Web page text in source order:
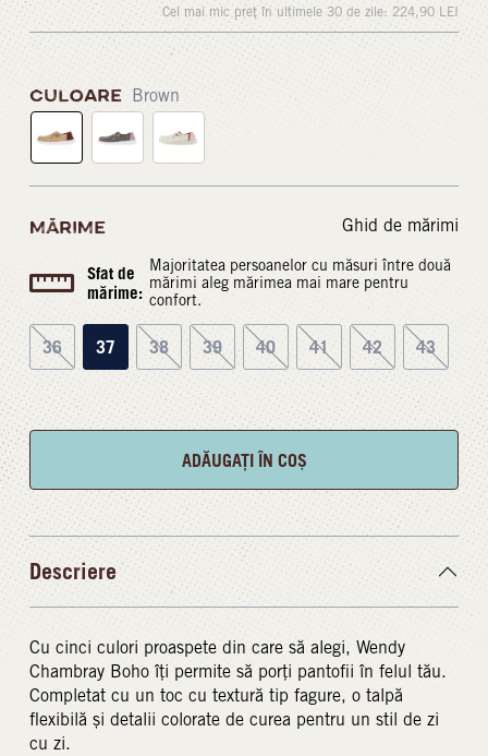
Cel mai mic preț în ultimele 30 de zile: 224,90 LEI
CULOARE Brown
MĂRIME Ghid de mărimi
Sfat de
mărime:
Majoritatea persoanelor cu măsuri între două
mărimi aleg mărimea mai mare pentru
confort.
36 37 38 39 40 41 42 43
ADĂUGAȚI ÎN COȘ
Descriere
Cu cinci culori proaspete din care să alegi, Wendy
Chambray Boho îți permite să porți pantofii în felul tău.
Completat cu un toc cu textură tip fagure, o talpă
flexibilă și detalii colorate de curea pentru un stil de zi
cu zi.